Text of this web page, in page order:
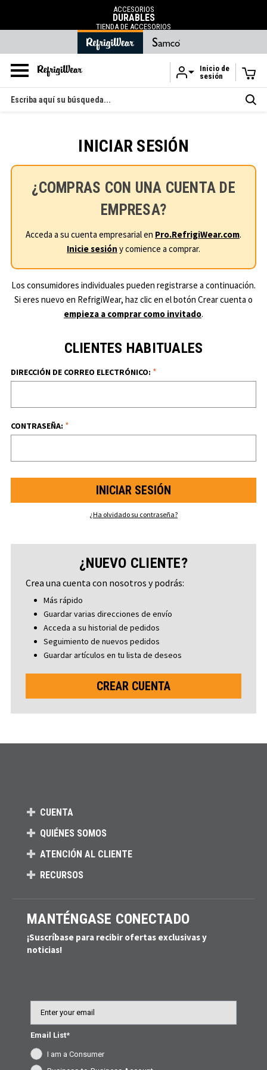
Ir al contenido principal
ACCESORIOS
DURABLES
TIENDA DE ACCESORIOS
Inicio de
sesión
Buscar
en
INICIAR SESIÓN
¿COMPRAS CON UNA CUENTA DE
EMPRESA?
Acceda a su cuenta empresarial en Pro.RefrigiWear.com.
Inicie sesión y comience a comprar.
Los consumidores individuales pueden registrarse a continuación.
Si eres nuevo en RefrigiWear, haz clic en el botón Crear cuenta o
empieza a comprar como invitado.
CLIENTES HABITUALES
DIRECCIÓN DE CORREO ELECTRÓNICO: *
CONTRASEÑA: *
¿Ha olvidado su contraseña?
¿NUEVO CLIENTE?
Crea una cuenta con nosotros y podrás:
Más rápido
Guardar varias direcciones de envío
Acceda a su historial de pedidos
Seguimiento de nuevos pedidos
Guardar artículos en tu lista de deseos
CREAR CUENTA
CUENTA
QUIÉNES SOMOS
ATENCIÓN AL CLIENTE
RECURSOS
MANTÉNGASE CONECTADO
¡Suscríbase para recibir ofertas exclusivas y
noticias!
Email List*
I am a Consumer